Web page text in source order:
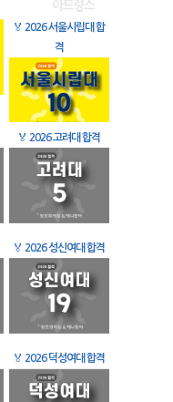
🏅 2026 서울시립대 합
격
🏅 2026 고려대 합격
🏅 2026 성신여대 합격
🏅 2026 덕성여대 합격